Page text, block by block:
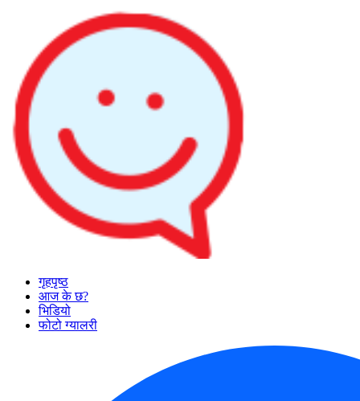
गृहपृष्ठ
आज के छ?
भिडियो
फोटो ग्यालरी